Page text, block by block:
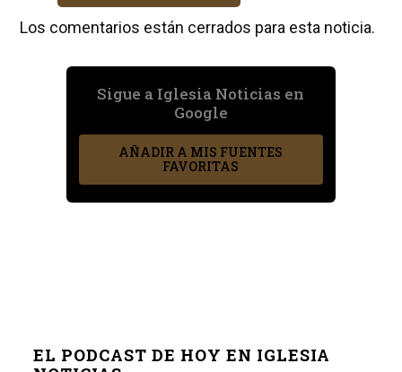
Los comentarios están cerrados para esta noticia.
Sigue a Iglesia Noticias en
Google
AÑADIR A MIS FUENTES
FAVORITAS
EL PODCAST DE HOY EN IGLESIA